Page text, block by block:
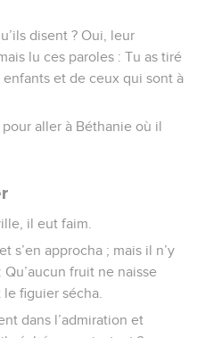
disent ? Oui, leur
lu ces paroles : Tu as tiré
et de ceux qui sont à
aller à Béthanie où il
il eut faim.
s’en approcha ; mais il n’y
fruit ne naisse
le figuier sécha.
dans l’admiration et